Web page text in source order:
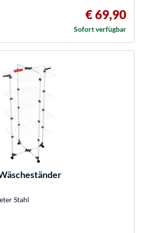
€ 69,90
Sofort verfügbar
Stahl